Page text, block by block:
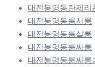
대전봉명동란제리
대전봉명동룸사롱
대전봉명동룸살롱
대전봉명동룸싸롱
대전봉명동룸싸롱